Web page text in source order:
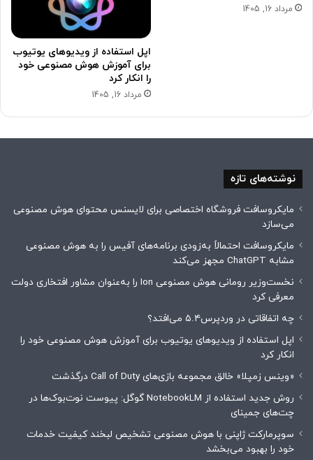
مرداد 16, 1405
اپل استفاده از ویدیوهای یوتیوب
برای آموزش هوش مصنوعی خود
را انکار کرد
مرداد 16, 1405
نوشته‌های تازه
مایکروسافت فروشگاه اختصاصی برای لایسنس محتوای هوش مصنوعی
می‌سازد
مایکروسافت احتمالاً به‌زودی برنامه‌های آفیس را به هوش مصنوعی
مشابه ChatGPT مجهز می‌کند
نخست‌وزیر رومانی هوش مصنوعی Ion را به‌عنوان مشاور افتخاری دولت
معرفی کرد
چه اتفاقاتی در وردپرس۵.۴ می‌افتد؟
اپل استفاده از ویدیوهای یوتیوب برای آموزش هوش مصنوعی خود را
انکار کرد
«وینس زمپلا» خالق مجموعه بازی‌های Call of Duty درگذشت
روش جدید استفاده از NotebookLM گوگل: پیوست نوت‌بوک‌ها در
چت‌های جمینای
سوپرمارکت ژاپنی با هوش مصنوعی تشخیص لبخند کیفیت خدمات
خود را بهبود می‌بخشد